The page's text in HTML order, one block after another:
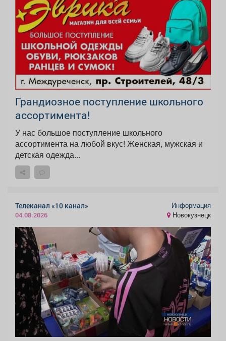
Грандиозное поступление школьного
ассортимента!
У нас большое поступление школьного
ассортимента на любой вкус! Женская, мужская и
детская одежда...
Телеканал «10 канал»
04.08.2026
Информация
Новокузнецк